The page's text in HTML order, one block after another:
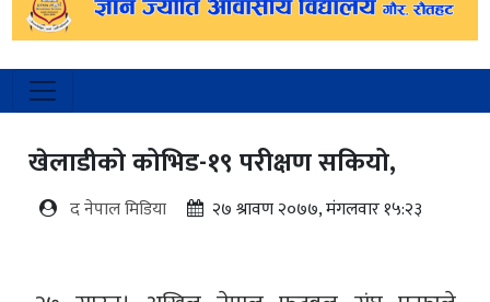
खेलाडीको कोभिड-१९ परीक्षण सकियो,
द नेपाल मिडिया २७ श्रावण २०७७, मंगलवार १५:२३